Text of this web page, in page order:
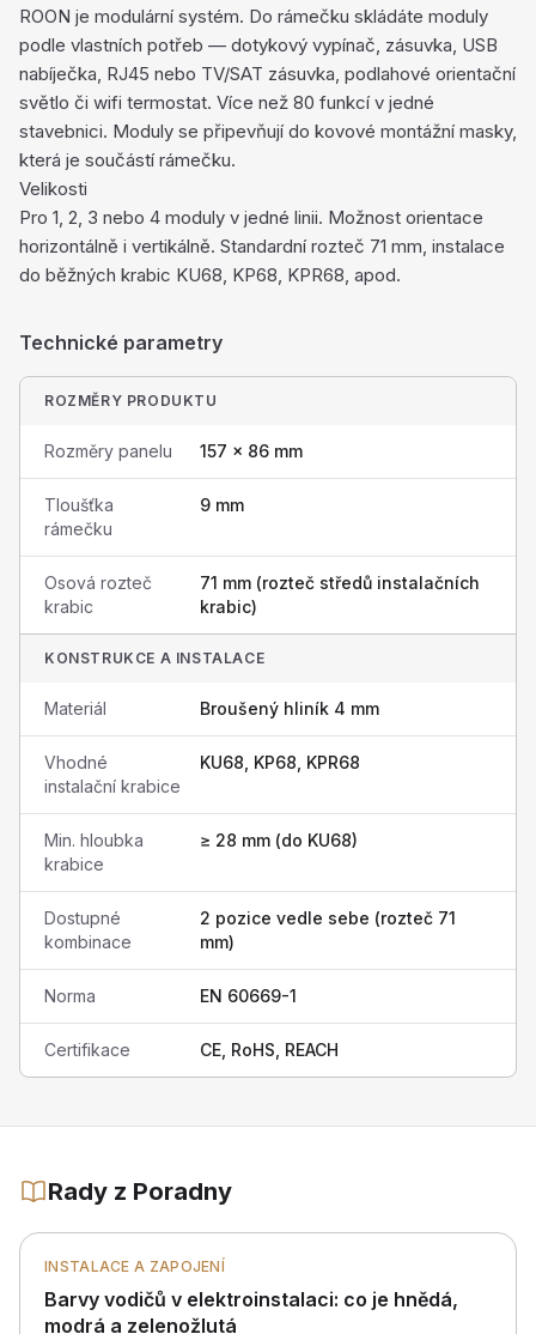
ROON je modulární systém. Do rámečku skládáte moduly
podle vlastních potřeb — dotykový vypínač, zásuvka, USB
nabíječka, RJ45 nebo TV/SAT zásuvka, podlahové orientační
světlo či wifi termostat. Více než 80 funkcí v jedné
stavebnici. Moduly se připevňují do kovové montážní masky,
která je součástí rámečku.
Velikosti
Pro 1, 2, 3 nebo 4 moduly v jedné linii. Možnost orientace
horizontálně i vertikálně. Standardní rozteč 71 mm, instalace
do běžných krabic KU68, KP68, KPR68, apod.
Technické parametry
ROZMĚRY PRODUKTU
Rozměry panelu 157 × 86 mm
Tloušťka
rámečku
9 mm
Osová rozteč
krabic
71 mm (rozteč středů instalačních
krabic)
KONSTRUKCE A INSTALACE
Materiál Broušený hliník 4 mm
Vhodné
instalační krabice
KU68, KP68, KPR68
Min. hloubka
krabice
≥ 28 mm (do KU68)
Dostupné
kombinace
2 pozice vedle sebe (rozteč 71
mm)
Norma EN 60669-1
Certifikace CE, RoHS, REACH
Rady z Poradny
INSTALACE A ZAPOJENÍ
Barvy vodičů v elektroinstalaci: co je hnědá,
modrá a zelenožlutá